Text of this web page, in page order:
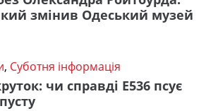
змінив Одеський музей
, Суботня інформація
чи справді Е536 псує